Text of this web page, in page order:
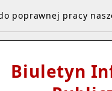
Biuletyn
poprawnej pracy